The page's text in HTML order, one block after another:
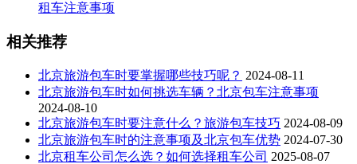
租车注意事项
相关推荐
北京旅游包车时要掌握哪些技巧呢？ 2024-08-11
北京旅游包车时如何挑选车辆？北京包车注意事项
2024-08-10
北京旅游包车时要注意什么？旅游包车技巧 2024-08-09
北京旅游包车时的注意事项及北京包车优势 2024-07-30
北京租车公司怎么选？如何选择租车公司 2025-08-07